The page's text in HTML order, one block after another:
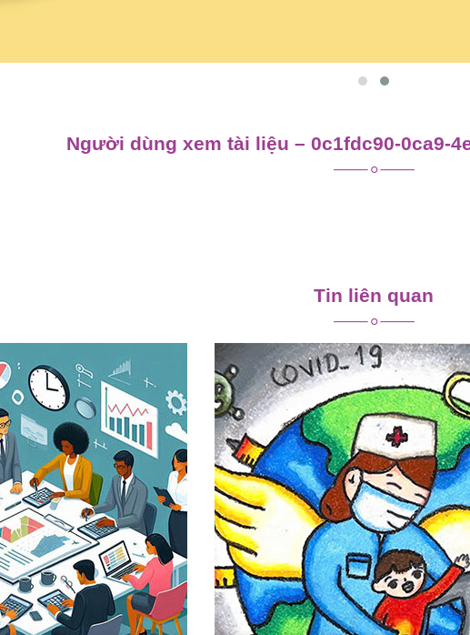
Người dùng xem tài liệu – 0c1fdc90-0ca9-
Tin liên quan